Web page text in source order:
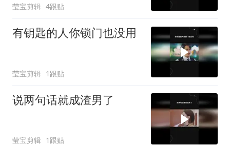
莹宝剪辑 4跟贴
有钥匙的人你锁门也没用
莹宝剪辑 1跟贴
说两句话就成渣男了
莹宝剪辑 1跟贴